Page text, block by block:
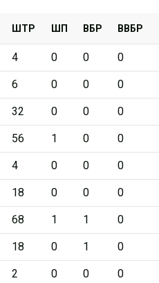
Cнайперы
Ал
Легион
ШТР ШП ВБР ВВБР
4 0 0 0
6 0 0 0
32 0 0 0
56 1 0 0
4 0 0 0
18 0 0 0
68 1 1 0
18 0 1 0
2 0 0 0